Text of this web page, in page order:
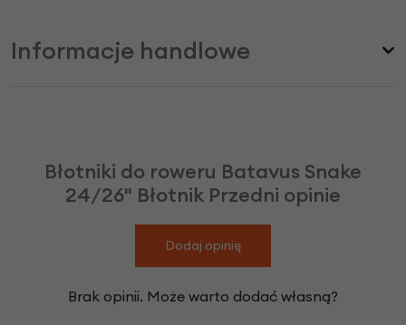
Informacje handlowe
Błotniki do roweru Batavus Snake
24/26" Błotnik Przedni opinie
Dodaj opinię
Brak opinii. Może warto dodać własną?